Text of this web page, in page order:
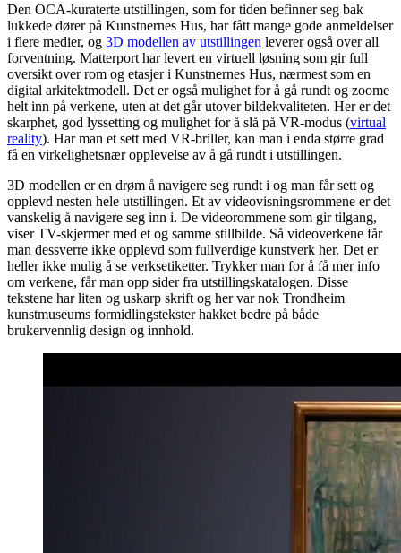
Den OCA-kuraterte utstillingen, som for tiden befinner seg bak
lukkede dører på Kunstnernes Hus, har fått mange gode anmeldelser
i flere medier, og 3D modellen av utstillingen leverer også over all
forventning. Matterport har levert en virtuell løsning som gir full
oversikt over rom og etasjer i Kunstnernes Hus, nærmest som en
digital arkitektmodell. Det er også mulighet for å gå rundt og zoome
helt inn på verkene, uten at det går utover bildekvaliteten. Her er det
skarphet, god lyssetting og mulighet for å slå på VR-modus (virtual
reality). Har man et sett med VR-briller, kan man i enda større grad
få en virkelighetsnær opplevelse av å gå rundt i utstillingen.
3D modellen er en drøm å navigere seg rundt i og man får sett og
opplevd nesten hele utstillingen. Et av videovisningsrommene er det
vanskelig å navigere seg inn i. De videorommene som gir tilgang,
viser TV-skjermer med et og samme stillbilde. Så videoverkene får
man dessverre ikke opplevd som fullverdige kunstverk her. Det er
heller ikke mulig å se verksetiketter. Trykker man for å få mer info
om verkene, får man opp sider fra utstillingskatalogen. Disse
tekstene har liten og uskarp skrift og her var nok Trondheim
kunstmuseums formidlingstekster hakket bedre på både
brukervennlig design og innhold.